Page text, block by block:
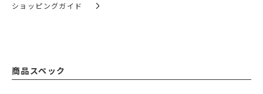
ショッピングガイド
商品スペック